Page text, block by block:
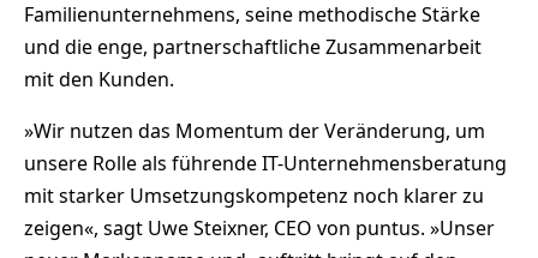
Familienunternehmens, seine methodische Stärke
und die enge, partner­schaftli­che Zusammenarbeit
mit den Kunden.
»Wir nutzen das Momentum der Veränderung, um
unsere Rolle als führende IT-Unternehmensberatung
mit starker Umsetzungskompetenz noch klarer zu
zeigen«, sagt Uwe Steixner, CEO von puntus. »Unser